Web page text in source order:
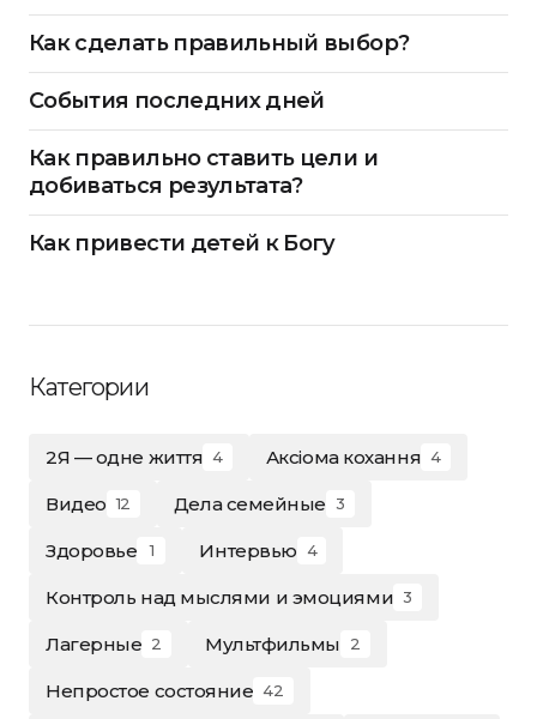
Как сделать правильный выбор?
События последних дней
Как правильно ставить цели и
добиваться результата?
Как привести детей к Богу
Категории
2Я — одне життя 4 Аксіома кохання 4
Видео 12 Дела семейные 3
Здоровье 1 Интервью 4
Контроль над мыслями и эмоциями 3
Лагерные 2 Мультфильмы 2
Непростое состояние 42